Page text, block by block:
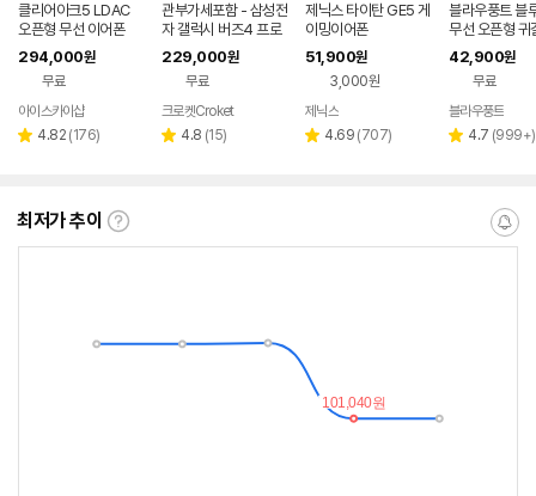
클리어아크5 LDAC
오픈형 무선 이어폰
294,000원
무료
페이
아이스카이샵
별 4.82 리
(176)
관부가세포함 - 삼성전
자 갤럭시 버즈4 프로
R640 노이즈캔슬링
ANC 블루투스 무선
이어폰 관세포함
229,000원
무료
크로켓Croket
별 4.8 리
(15)
제닉스 타이탄 GE5 게
이밍이어폰
51,900원
3,000원
페이
제닉스
별 4.69 리
(707)
블라우풍트 블
무선 오픈형 귀
찌형 이어폰 귀
이어클립 러닝
어폰
42,900원
무료
페
블라우풍트
별 4.7 리
(999+)
최저가 추이
최
란?
알